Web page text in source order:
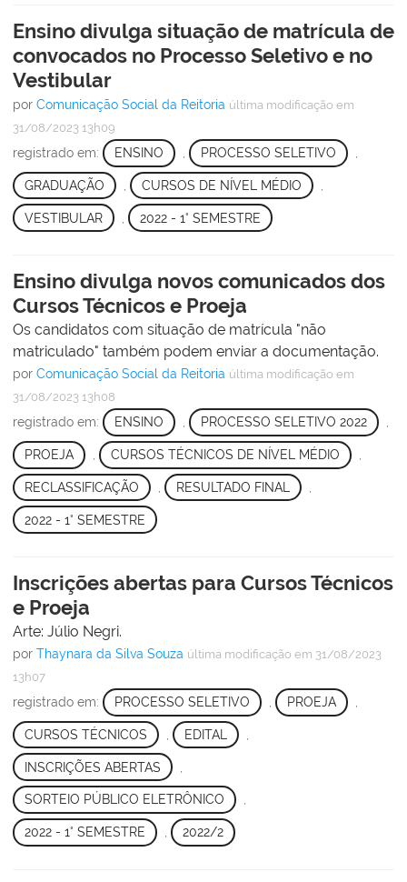
Ensino divulga situação de matrícula de
convocados no Processo Seletivo e no
Vestibular
por Comunicação Social da Reitoria última modificação em
31/08/2023 13h09
registrado em: ENSINO , PROCESSO SELETIVO ,
GRADUAÇÃO CURSOS DE NÍVEL MÉDIO
VESTIBULAR 2022 - 1° SEMESTRE
Ensino divulga novos comunicados dos
Cursos Técnicos e Proeja
Os candidatos com situação de matrícula "não
matriculado" também podem enviar a documentação.
por Comunicação Social da Reitoria última modificação em
31/08/2023 13h08
registrado em: ENSINO , PROCESSO SELETIVO 2022 ,
PROEJA CURSOS TÉCNICOS DE NÍVEL MÉDIO
RECLASSIFICAÇÃO RESULTADO FINAL
2022 - 1° SEMESTRE
Inscrições abertas para Cursos Técnicos
e Proeja
Arte: Júlio Negri.
por Thaynara da Silva Souza última modificação em 31/08/2023
13h07
registrado em: PROCESSO SELETIVO , PROEJA ,
CURSOS TÉCNICOS EDITAL
INSCRIÇÕES ABERTAS
SORTEIO PÚBLICO ELETRÔNICO ,
2022 - 1° SEMESTRE 2022/2